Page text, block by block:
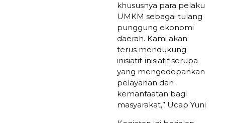
khususnya para pelaku
UMKM sebagai tulang
punggung ekonomi
daerah. Kami akan
terus mendukung
inisiatif-inisiatif serupa
yang mengedepankan
pelayanan dan
kemanfaatan bagi
masyarakat,” Ucap Yuni